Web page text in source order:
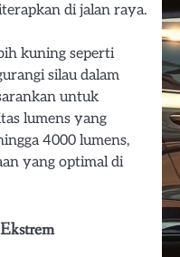
di jalan raya.
kuning seperti
silau dalam
untuk
lumens yang
4000 lumens,
yang optimal di